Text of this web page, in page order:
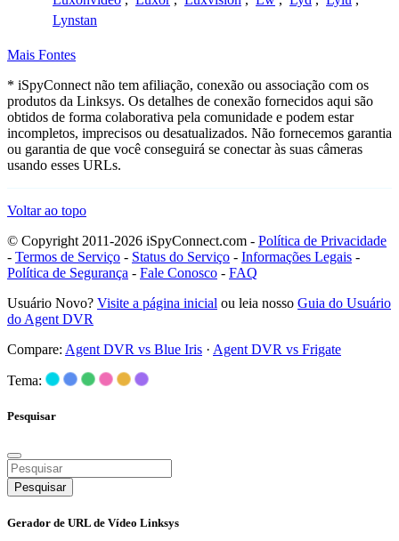
Lynstan
Mais Fontes
* iSpyConnect não tem afiliação, conexão ou associação com os
produtos da Linksys. Os detalhes de conexão fornecidos aqui são
obtidos de forma colaborativa pela comunidade e podem estar
incompletos, imprecisos ou desatualizados. Não fornecemos garantia
ou garantia de que você conseguirá se conectar às suas câmeras
usando esses URLs.
Voltar ao topo
© Copyright 2011-2026 iSpyConnect.com - Política de Privacidade
- Termos de Serviço - Status do Serviço - Informações Legais -
Política de Segurança - Fale Conosco - FAQ
Usuário Novo? Visite a página inicial ou leia nosso Guia do Usuário
do Agent DVR
Compare: Agent DVR vs Blue Iris · Agent DVR vs Frigate
Tema:
Pesquisar
Pesquisar
Gerador de URL de Vídeo Linksys